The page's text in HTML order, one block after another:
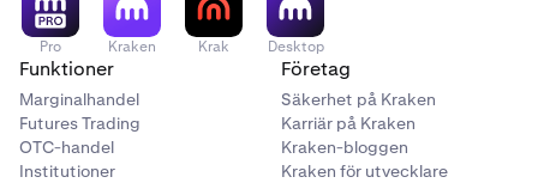
Pro Kraken Krak Desktop
Funktioner
Marginalhandel
Futures Trading
OTC-handel
Institutioner
Företag
Säkerhet på Kraken
Karriär på Kraken
Kraken-bloggen
Kraken för utvecklare